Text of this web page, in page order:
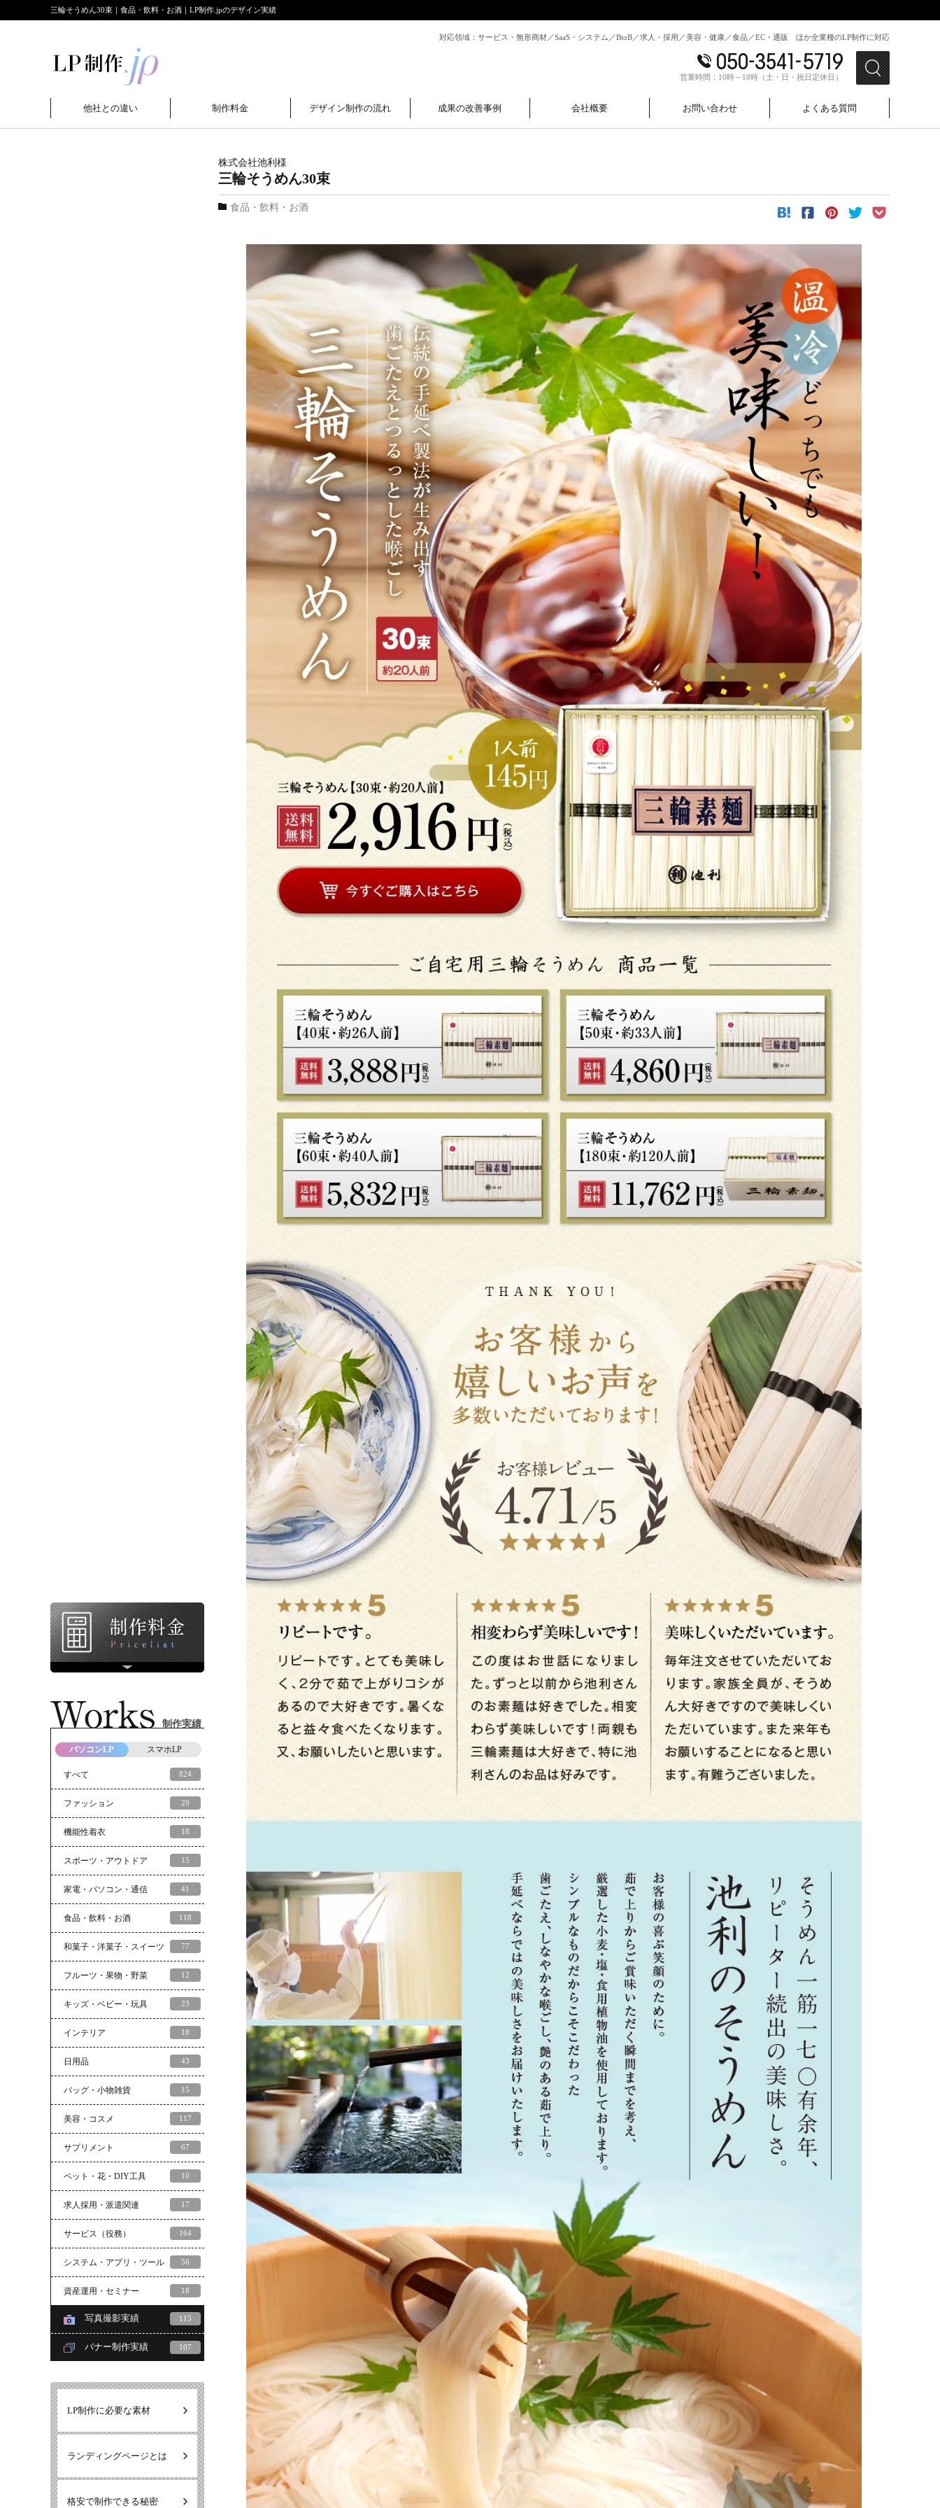
三輪そうめん30束｜食品・飲料・お酒｜LP制作.jpのデザイン実績
対応領域：サービス・無形商材／SaaS・システム／BtoB／求人・採用／美容・健康／食品／EC・通販 ほか全業種のLP制作に対応
営業時間：10時～18時（土・日・祝日定休日）
他社との違い 制作料金 デザイン制作の流れ 成果の改善事例 会社概要 お問い合わせ よくある質問
制作実績
パソコンLP スマホLP
すべて 824
ファッション 29
機能性着衣 18
スポーツ・アウトドア 15
家電・パソコン・通信 41
食品・飲料・お酒 118
和菓子・洋菓子・スイーツ 77
フルーツ・果物・野菜 12
キッズ・ベビー・玩具 23
インテリア 18
日用品 43
バッグ・小物雑貨 15
美容・コスメ 117
サプリメント 67
ペット・花・DIY工具 10
求人採用・派遣関連 17
サービス（役務） 164
システム・アプリ・ツール 56
資産運用・セミナー 18
写真撮影実績 115
バナー制作実績 107
LP制作に必要な素材
ランディングページとは
格安で制作できる秘密
株式会社池利 様
三輪そうめん30束
食品・飲料・お酒